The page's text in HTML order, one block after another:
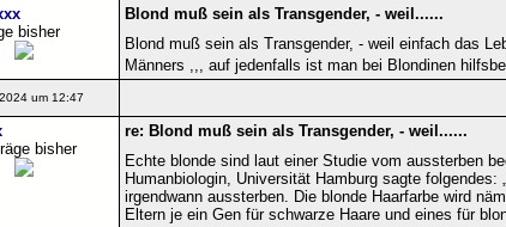
bisher
Blond muß sein als Transgender, - weil......
Blond muß sein als Transgender, - weil einfach das
Männers ,,, auf jedenfalls ist man bei Blondinen
um 12:47
bisher
re: Blond muß sein als Transgender, - weil......
Echte blonde sind laut einer Studie vom aussterben
Humanbiologin, Universität Hamburg sagte
irgendwann aussterben. Die blonde Haarfarbe wird
Eltern je ein Gen für schwarze Haare und eines für